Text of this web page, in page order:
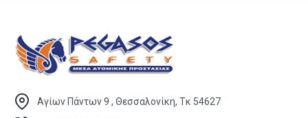
Αγίων Πάντων 9 , Θεσσαλονίκη, Τκ 54627